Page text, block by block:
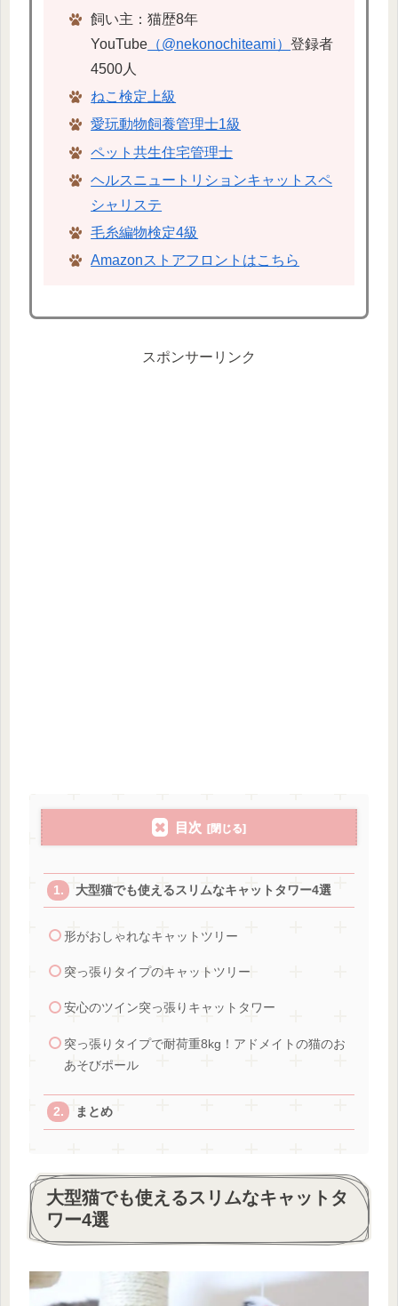
飼い主：猫歴8年
YouTube （@nekonochiteami）登録者
4500人
ねこ検定上級
愛玩動物飼養管理士1級
ペット共生住宅管理士
ヘルスニュートリションキャットスペ
シャリステ
毛糸編物検定4級
Amazonストアフロントはこちら
スポンサーリンク
目次
大型猫でも使えるスリムなキャットタワー4選
形がおしゃれなキャットツリー
突っ張りタイプのキャットツリー
安心のツイン突っ張りキャットタワー
突っ張りタイプで耐荷重8kg！アドメイトの猫のお
あそびポール
まとめ
大型猫でも使えるスリムなキャットタ
ワー4選